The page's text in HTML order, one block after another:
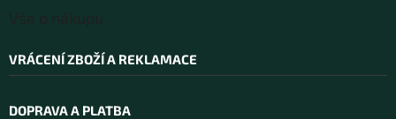
VRÁCENÍ ZBOŽÍ A REKLAMACE
DOPRAVA A PLATBA